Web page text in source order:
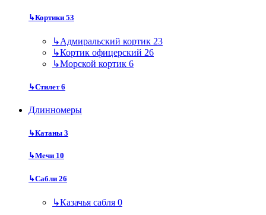
↳Кортики 53
↳Адмиральский кортик 23
↳Кортик офицерский 26
↳Морской кортик 6
↳Стилет6
Длинномеры
↳Катаны 3
↳Мечи 10
↳Сабли 26
↳Казачья сабля 0